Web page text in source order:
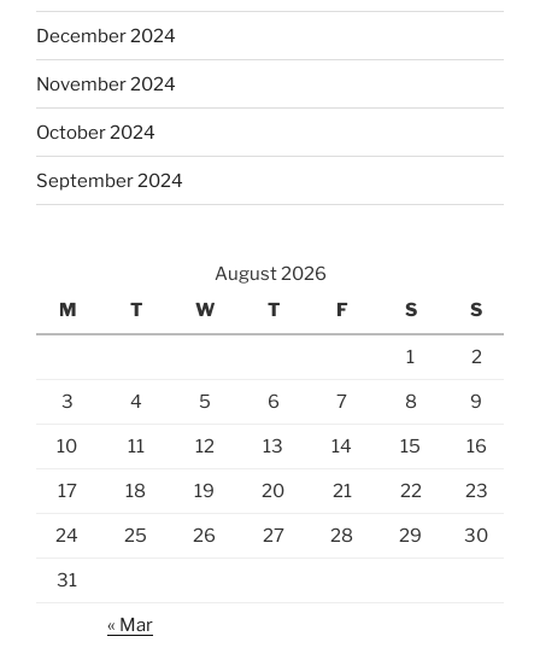
December 2024
November 2024
October 2024
September 2024
August 2026
M
T W T F S S
1 2
3 4 5 6 7 8 9
10 11 12 13 14 15 16
17 18 19 20 21 22 23
24 25 26 27 28 29 30
31
« Mar